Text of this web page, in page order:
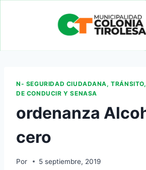
N- SEGURIDAD CIUDADANA,
DE CONDUCIR Y SENASA
ordenanza
cero
Por 5 septiembre, 2019